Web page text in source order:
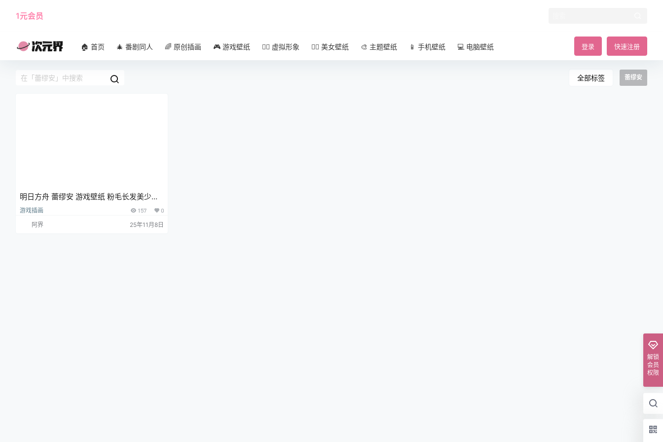
1元会员
登录 快速注册
🏠 首页 🎄 番剧同人 🌈 原创插画 🎮 游戏壁纸 🧚‍♀️ 虚拟形象 🧜‍♀️ 美女壁纸 🎨 主题壁纸 📱 手机壁纸 💻 电脑壁纸
全部标签 蕾缪安
明日方舟 蕾缪安 游戏壁纸 粉毛长发美少女
手机壁纸
游戏插画 157
0
阿界
25年11月8日
解锁
会员
权限